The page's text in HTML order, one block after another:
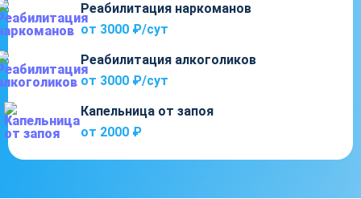
Реабилитация наркоманов
от 3000 ₽/cут
Реабилитация алкоголиков
от 3000 ₽/cут
Капельница от запоя
от 2000 ₽